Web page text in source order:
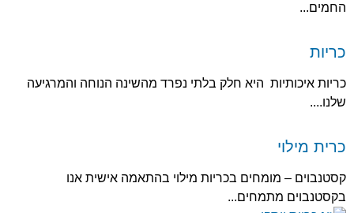
החמים...
כריות
כריות איכותיות היא חלק בלתי נפרד מהשינה הנוחה והמרגיעה
שלנו....
כרית מילוי
קסטנבוים – מומחים בכריות מילוי בהתאמה אישית אנו
בקסטנבוים מתמחים...